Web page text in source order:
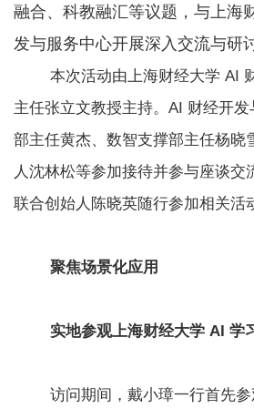
融合、科教融汇等议题，与上海
发与服务中心开展深入交流与研
本次活动由上海财经大学 AI
主任张立文教授主持。AI 财经开
部主任黄杰、数智支撑部主任杨晓
人沈林松等参加接待并参与座谈交
联合创始人陈晓英随行参加相关活
聚焦场景化应用
实地参观上海财经大学 AI 学
访问期间，戴小璋一行首先参